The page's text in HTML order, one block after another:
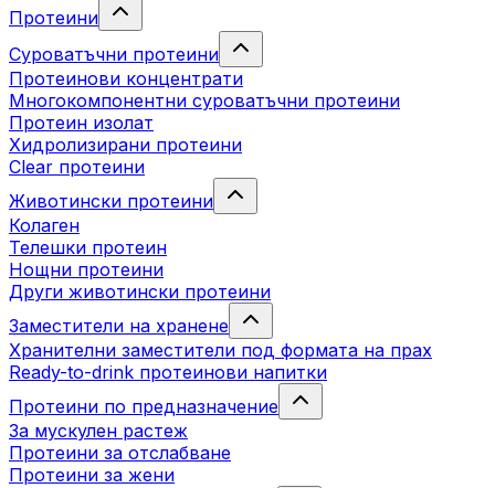
Протеини
Суроватъчни протеини
Протеинови концентрати
Многокомпонентни суроватъчни протеини
Протеин изолат
Хидролизирани протеини
Clear протеини
Животински протеини
Колаген
Телешки протеин
Нощни протеини
Други животински протеини
Заместители на хранене
Хранителни заместители под формата на прах
Ready-to-drink протеинови напитки
Протеини по предназначение
За мускулен растеж
Протеини за отслабване
Протеини за жени